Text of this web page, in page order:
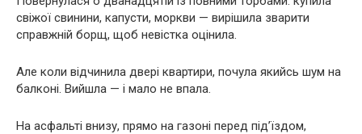
свіжої свинини, капусти, моркви — вирішила зварити
справжній борщ, щоб невістка оцінила.
Але коли відчинила двері квартири, почула якийсь шум на
балконі. Вийшла — і мало не впала.
На асфальті внизу, прямо на газоні перед під’їздом,